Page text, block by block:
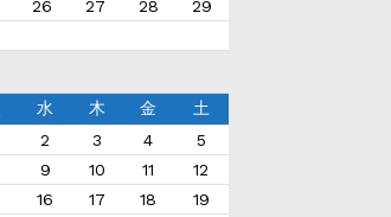
26 27 28
29
水 木 金
土
2 3 4
5
9 10 11
12
16 17 18
19